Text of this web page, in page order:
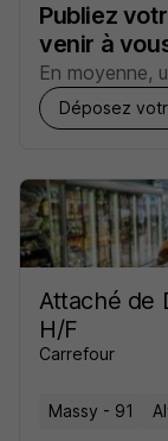
Publiez
venir à
En moyenne,
Déposez
Attaché de
H/F
Carrefour
Massy - 91